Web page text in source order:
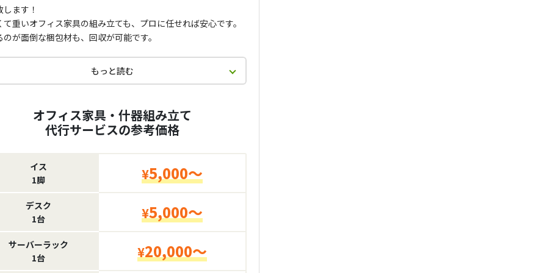
ます！
て重いオフィス家具の組み立ても、プロに任せれば安心です。
のが面倒な梱包材も、回収が可能です。
もっと読む
オフィス家具・什器組み立て
代行サービスの参考価格
イス
1脚
¥5,000～
デスク
1台
¥5,000～
サーバーラック
1台
¥20,000～